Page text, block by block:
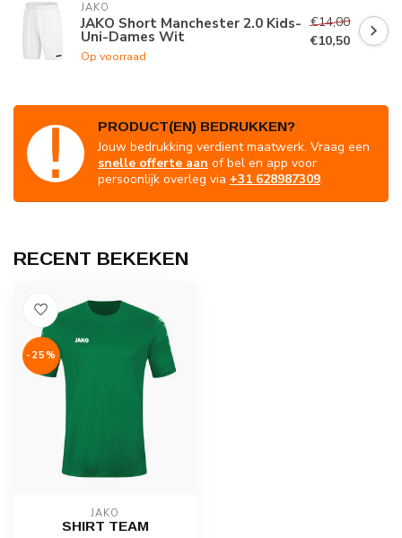
JAKO
JAKO Short Manchester 2.0 Kids-
Uni-Dames Wit
Op voorraad
€14,00
€10,50
PRODUCT(EN) BEDRUKKEN?
Jouw bedrukking verdient maatwerk. Vraag een
snelle offerte aan of bel en app voor
persoonlijk overleg via +31 628987309.
RECENT BEKEKEN
-25%
JAKO
SHIRT TEAM